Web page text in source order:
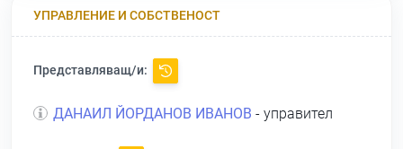
УПРАВЛЕНИЕ И СОБСТВЕНОСТ
Представляващ/и:
ДАНАИЛ ЙОРДАНОВ ИВАНОВ - управител